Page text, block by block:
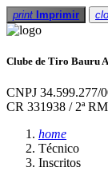
print Imprimir
Clube de Tiro Bauru
CNPJ 34.599.277/
CR 331938 / 2ª RM
home
Técnico
Inscritos